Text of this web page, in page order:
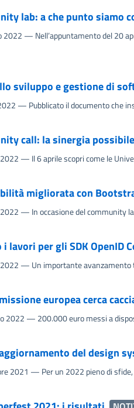
lab: a che punto siamo
2022 — Nell’appuntamento del 20
sviluppo e gestione di
— Pubblicato il documento che
call: la sinergia
— Il 6 aprile scopri come le
migliorata con
— In occasione del community
lavori per gli SDK OpenID
— Un importante avanzamento
europea cerca
2022 — 200.000 euro messi a
del design
2021 — Per un 2022 pieno di sfide,